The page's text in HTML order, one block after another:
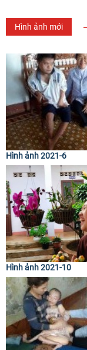
Hình ảnh mới
Hình ảnh 2021-6
Hình ảnh 2021-10